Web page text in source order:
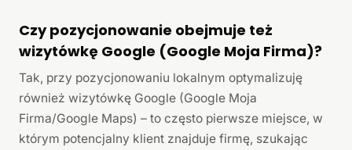
Czy pozycjonowanie obejmuje też
wizytówkę Google (Google Moja Firma)?
Tak, przy pozycjonowaniu lokalnym optymalizuję
również wizytówkę Google (Google Moja
Firma/Google Maps) – to często pierwsze miejsce, w
którym potencjalny klient znajduje firmę, szukając